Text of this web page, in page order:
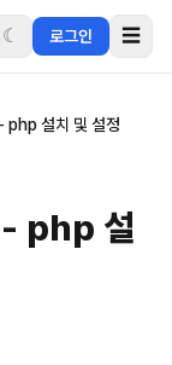
☾ 로그인 ☰
설치 및 설정
php 설